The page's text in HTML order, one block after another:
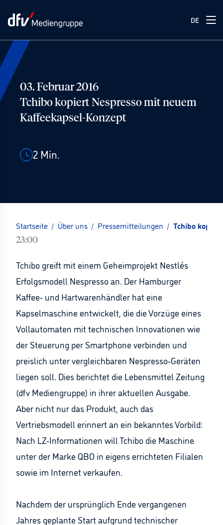
DE
03. Februar 2016
Tchibo kopiert Nespresso mit neuem
Kaffeekapsel-Konzept
2 Min.
Startseite / Über uns / Pressemitteilungen / Tchibo
23:00
Tchibo greift mit einem Geheimprojekt Nestlés
Erfolgsmodell Nespresso an. Der Hamburger
Kaffee- und Hartwarenhändler hat eine
Kapselmaschine entwickelt, die die Vorzüge eines
Vollautomaten mit technischen Innovationen wie
der Steuerung per Smartphone verbinden und
preislich unter vergleichbaren Nespresso-Geräten
liegen soll. Dies berichtet die Lebensmittel Zeitung
(dfv Mediengruppe) in ihrer aktuellen Ausgabe.
Aber nicht nur das Produkt, auch das
Vertriebsmodell erinnert an ein bekanntes Vorbild:
Nach LZ-Informationen will Tchibo die Maschine
unter der Marke QBO in eigens errichteten Filialen
sowie im Internet verkaufen.
Nachdem der ursprünglich Ende vergangenen
Jahres geplante Start aufgrund technischer